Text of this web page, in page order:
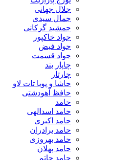
جلال جهانی
جمال سیدی
جمشید گرکانی
جواد خاکپور
جواد فیض
جواد قسمت
چاپار بند
چارتار
حاشا و پویا تات لاو
حافظ آهودشتی
حامد
حامد اسدالهی
حامد اکبری
حامد برادران
حامد بهروزی
حامد پهلان
حامد حاتم